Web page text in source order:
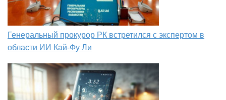
Генеральный прокурор РК встретился с экспертом в
области ИИ Кай-Фу Ли